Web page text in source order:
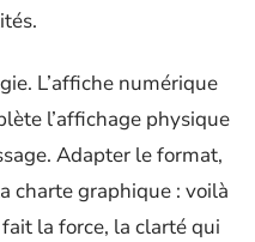
L’affiche numérique
l’affichage physique
Adapter le format,
charte graphique : voilà
fait la force, la clarté qui